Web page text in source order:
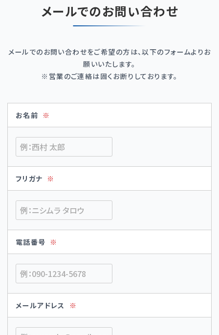
メールでのお問い合わせ
メールでのお問い合わせをご希望の方は、以下のフォームよりお
願いいたします。
※営業のご連絡は固くお断りしております。
お名前 ※
フリガナ ※
電話番号 ※
メールアドレス ※